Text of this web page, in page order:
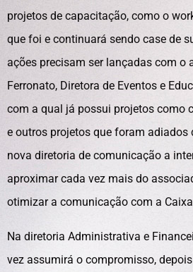
projetos de capacitação, como o
que foi e continuará sendo case de
ações precisam ser lançadas com o
Ferronato, Diretora de Eventos e
com a qual já possui projetos como
e outros projetos que foram adiados
nova diretoria de comunicação a
aproximar cada vez mais do
otimizar a comunicação com a
Na diretoria Administrativa e
vez assumirá o compromisso,